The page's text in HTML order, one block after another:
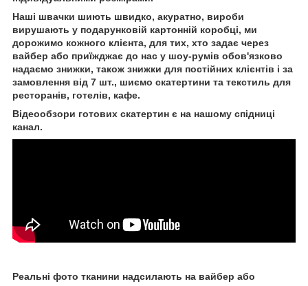
Наші швачки шиють швидко, акуратно, вироби
вирушають у подарунковій картонній коробці, ми
дорожимо кожного клієнта, для тих, хто задає через
вайбер або приїжджає до нас у шоу-румів обов'язково
надаємо знижки, також знижки для постійних клієнтів і за
замовлення від 7 шт., шиємо скатертини та текстиль для
ресторанів, готелів, кафе.
Відеообзори готових скатертин є на нашому спідниці
канал.
Реальні фото тканини надсилають на вайбер або